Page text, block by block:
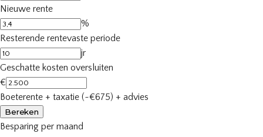
Nieuwe rente
%
Resterende rentevaste periode
jr
Geschatte kosten oversluiten
€
Boeterente + taxatie (~€675) + advies
Bereken
Besparing per maand